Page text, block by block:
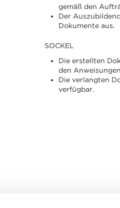
gemäß den
Der
Dokumente aus.
SOCKEL
Die erstellten
den
Die verlangten
verfügbar.